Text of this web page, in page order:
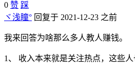
0 赞 踩
ヾ浅瞳° 回复于 2021-12-23 之前
我来回答为啥那么多人教人赚钱。
1、 收入本来就是关注热点，这些人